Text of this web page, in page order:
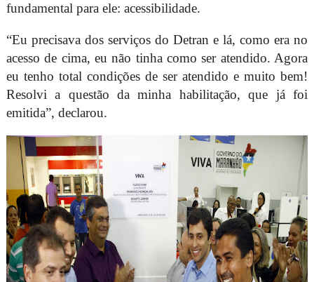
fundamental para ele: acessibilidade.
“Eu precisava dos serviços do Detran e lá, como era no
acesso de cima, eu não tinha como ser atendido. Agora
eu tenho total condições de ser atendido e muito bem!
Resolvi a questão da minha habilitação, que já foi
emitida”, declarou.